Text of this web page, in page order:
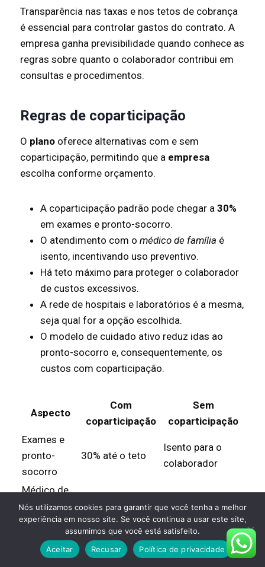
Transparência nas taxas e nos tetos de cobrança
é essencial para controlar gastos do contrato. A
empresa ganha previsibilidade quando conhece as
regras sobre quanto o colaborador contribui em
consultas e procedimentos.
Regras de coparticipação
O plano oferece alternativas com e sem
coparticipação, permitindo que a empresa
escolha conforme orçamento.
A coparticipação padrão pode chegar a 30%
em exames e pronto-socorro.
O atendimento com o médico de família é
isento, incentivando uso preventivo.
Há teto máximo para proteger o colaborador
de custos excessivos.
A rede de hospitais e laboratórios é a mesma,
seja qual for a opção escolhida.
O modelo de cuidado ativo reduz idas ao
pronto-socorro e, consequentemente, os
custos com coparticipação.
Aspecto
Com
coparticipação
Sem
coparticipação
Exames e
pronto-
socorro
30% até o teto
Isento para o
colaborador
Médico de
família
atendimento
Mesma rede de
hospitais e
laboratórios
Mesma rede de
hospitais e
laboratórios
Nós utilizamos cookies para garantir que você tenha a melhor
experiência em nosso site. Se você continua a usar este site,
assumimos que você está satisfeito.
Aceitar
Recusar Política de privacidade